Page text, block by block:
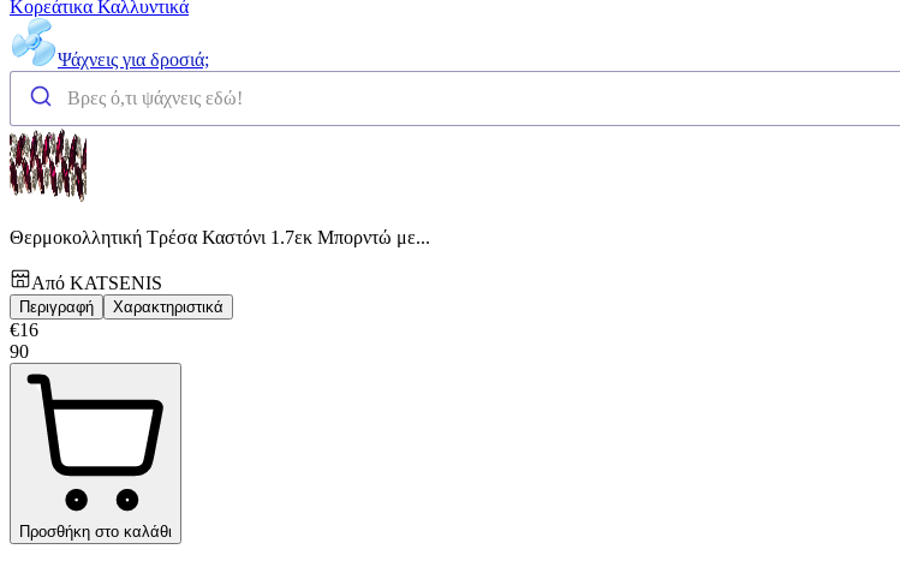
Κορεάτικα Καλλυντικά
Ψάχνεις για δροσιά;
Θερμοκολλητική Τρέσα Καστόνι 1.7εκ Μπορντώ με...
Από KATSENIS
Περιγραφή Χαρακτηριστικά
€16
90
Προσθήκη στο καλάθι